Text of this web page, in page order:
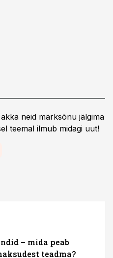
neid märksõnu jälgima
teemal ilmub midagi uut!
– mida peab
teadma?